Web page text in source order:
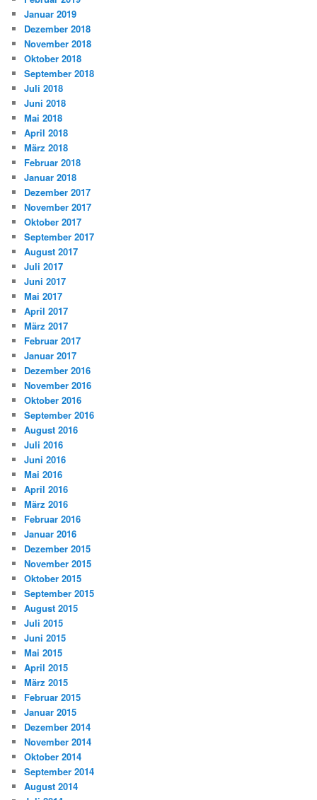
Januar 2019
Dezember 2018
November 2018
Oktober 2018
September 2018
Juli 2018
Juni 2018
Mai 2018
April 2018
März 2018
Februar 2018
Januar 2018
Dezember 2017
November 2017
Oktober 2017
September 2017
August 2017
Juli 2017
Juni 2017
Mai 2017
April 2017
März 2017
Februar 2017
Januar 2017
Dezember 2016
November 2016
Oktober 2016
September 2016
August 2016
Juli 2016
Juni 2016
Mai 2016
April 2016
März 2016
Februar 2016
Januar 2016
Dezember 2015
November 2015
Oktober 2015
September 2015
August 2015
Juli 2015
Juni 2015
Mai 2015
April 2015
März 2015
Februar 2015
Januar 2015
Dezember 2014
November 2014
Oktober 2014
September 2014
August 2014